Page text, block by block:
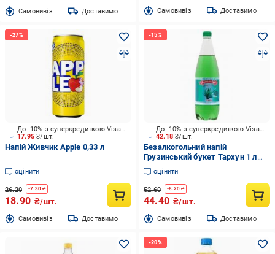
Cамовивіз Доставимо Cамовивіз Доставимо
17.95₴/шт.
До -10% з суперкредиткою Visa Вигода
Напій Живчик Apple 0,33 л
оцінити
26.20 -7.30 ₴
18.90 ₴/шт.
Cамовивіз Доставимо
42.18₴/шт.
До -10% з суперкредиткою Visa Вигода
Безалкогольний напій
Грузинський букет Тархун 1 л
(4820137800498)
оцінити
52.60 -8.20₴
44.40 ₴/шт.
Cамовивіз Доставимо